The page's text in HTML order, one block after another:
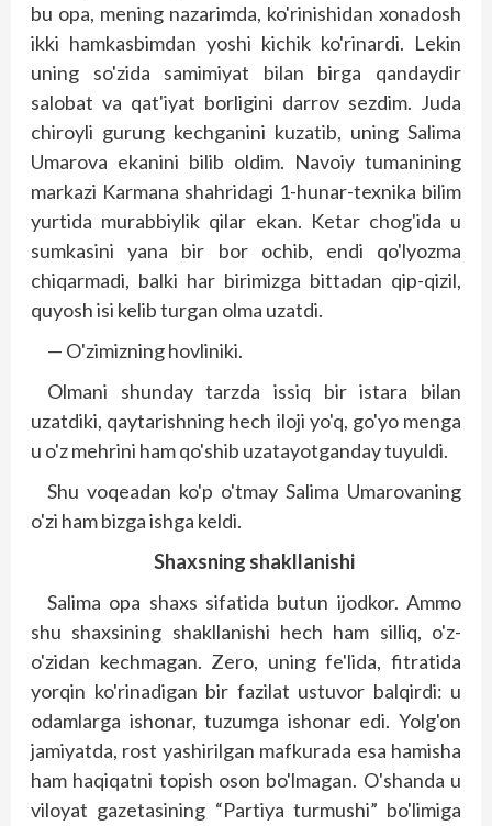
bu opa, mening nazarimda, ko'rinishidan xonadosh
ikki hamkasbimdan yoshi kichik ko'rinardi. Lekin
uning so'zida samimiyat bilan birga qandaydir
salobat va qat'iyat borligini darrov sezdim. Juda
chiroyli gurung kechganini kuzatib, uning Salima
Umarova ekanini bilib oldim. Navoiy tumanining
markazi Karmana shahridagi 1-hunar-texnika bilim
yurtida murabbiylik qilar ekan. Ketar chog'ida u
sumkasini yana bir bor ochib, endi qo'lyozma
chiqarmadi, balki har birimizga bittadan qip-qizil,
quyosh isi kelib turgan olma uzatdi.
— O'zimizning hovliniki.
Olmani shunday tarzda issiq bir istara bilan
uzatdiki, qaytarishning hech iloji yo'q, go'yo menga
u o'z mehrini ham qo'shib uzatayotganday tuyuldi.
Shu voqeadan ko'p o'tmay Salima Umarovaning
o'zi ham bizga ishga keldi.
Shaxsning shakllanishi
Salima opa shaxs sifatida butun ijodkor. Ammo
shu shaxsining shakllanishi hech ham silliq, o'z-
o'zidan kechmagan. Zero, uning fe'lida, fitratida
yorqin ko'rinadigan bir fazilat ustuvor balqirdi: u
odamlarga ishonar, tuzumga ishonar edi. Yolg'on
jamiyatda, rost yashirilgan mafkurada esa hamisha
ham haqiqatni topish oson bo'lmagan. O'shanda u
viloyat gazetasining “Partiya turmushi” bo'limiga